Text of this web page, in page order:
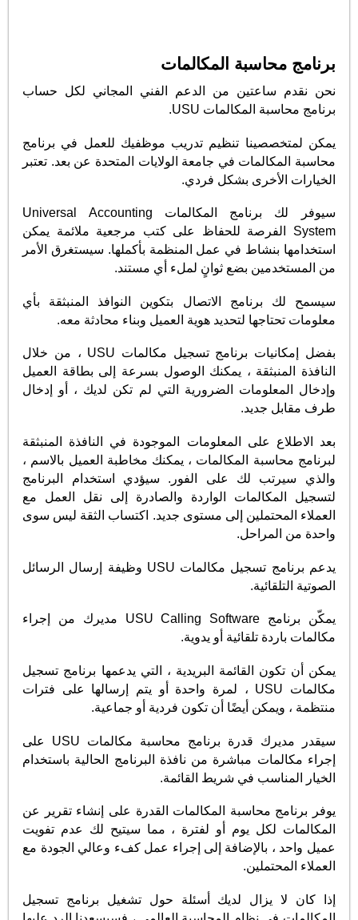
برنامج محاسبة المكالمات
نحن نقدم ساعتين من الدعم الفني المجاني لكل حساب
برنامج محاسبة المكالمات USU.
يمكن لمتخصصينا تنظيم تدريب موظفيك للعمل في برنامج
محاسبة المكالمات في جامعة الولايات المتحدة عن بعد. تعتبر
الخيارات الأخرى بشكل فردي.
سيوفر لك برنامج المكالمات Universal Accounting
System الفرصة للحفاظ على كتب مرجعية ملائمة يمكن
استخدامها بنشاط في عمل المنظمة بأكملها. سيستغرق الأمر
من المستخدمين بضع ثوانٍ لملء أي مستند.
سيسمح لك برنامج الاتصال بتكوين النوافذ المنبثقة بأي
معلومات تحتاجها لتحديد هوية العميل وبناء محادثة معه.
بفضل إمكانيات برنامج تسجيل مكالمات USU ، من خلال
النافذة المنبثقة ، يمكنك الوصول بسرعة إلى بطاقة العميل
وإدخال المعلومات الضرورية التي لم تكن لديك ، أو إدخال
طرف مقابل جديد.
بعد الاطلاع على المعلومات الموجودة في النافذة المنبثقة
لبرنامج محاسبة المكالمات ، يمكنك مخاطبة العميل بالاسم ،
والذي سيرتب لك على الفور. سيؤدي استخدام البرنامج
لتسجيل المكالمات الواردة والصادرة إلى نقل العمل مع
العملاء المحتملين إلى مستوى جديد. اكتساب الثقة ليس سوى
واحدة من المراحل.
يدعم برنامج تسجيل مكالمات USU وظيفة إرسال الرسائل
الصوتية التلقائية.
يمكّن برنامج USU Calling Software مديرك من إجراء
مكالمات باردة تلقائية أو يدوية.
يمكن أن تكون القائمة البريدية ، التي يدعمها برنامج تسجيل
مكالمات USU ، لمرة واحدة أو يتم إرسالها على فترات
منتظمة ، ويمكن أيضًا أن تكون فردية أو جماعية.
سيقدر مديرك قدرة برنامج محاسبة مكالمات USU على
إجراء مكالمات مباشرة من نافذة البرنامج الحالية باستخدام
الخيار المناسب في شريط القائمة.
يوفر برنامج محاسبة المكالمات القدرة على إنشاء تقرير عن
المكالمات لكل يوم أو لفترة ، مما سيتيح لك عدم تفويت
عميل واحد ، بالإضافة إلى إجراء عمل كفء وعالي الجودة مع
العملاء المحتملين.
إذا كان لا يزال لديك أسئلة حول تشغيل برنامج تسجيل